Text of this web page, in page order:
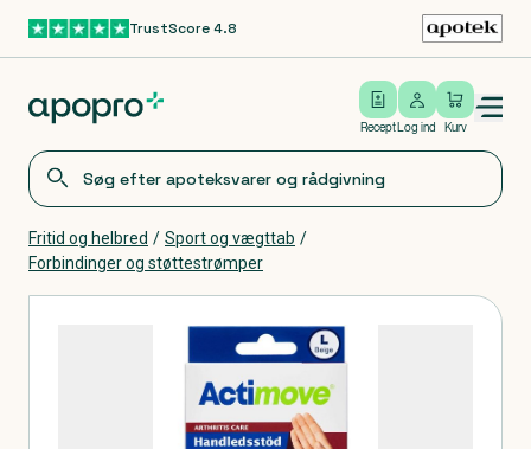
Gå til hovedindholdTrustScore 4.8
Recept
Log ind
Log ind Kurv
Open/close menu
Fritid og helbred / Sport og vægttab /
Forbindinger og støttestrømper